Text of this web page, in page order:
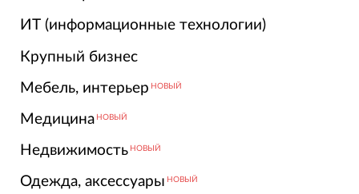
ИТ (информационные технологии)
Крупный бизнес
Мебель, интерьер НОВЫЙ
Медицина НОВЫЙ
Недвижимость НОВЫЙ
Одежда, аксессуары НОВЫЙ